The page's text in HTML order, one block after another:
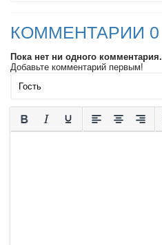
КОММЕНТАРИИ 0
Пока нет ни одного комментария.
Добавьте комментарий первым!